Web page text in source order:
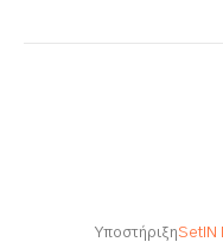
ΥποστήριξηSetIN